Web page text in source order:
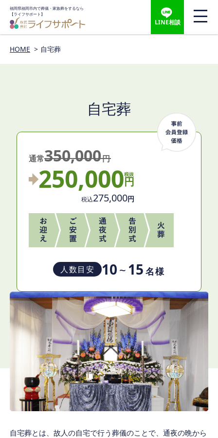
福岡県福岡市内で葬儀・家族葬をするなら
【ライフサポート】
LINE相談
HOME 自宅葬
自宅葬
通常350,000円
250,000円
税込275,000円
人数目安 10~15 名様
自宅葬とは、故人の自宅で行う葬儀のことで、通夜の晩から